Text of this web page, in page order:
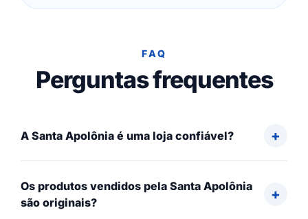
FAQ
Perguntas frequentes
A Santa Apolônia é uma loja confiável?
Os produtos vendidos pela Santa Apolônia
são originais?